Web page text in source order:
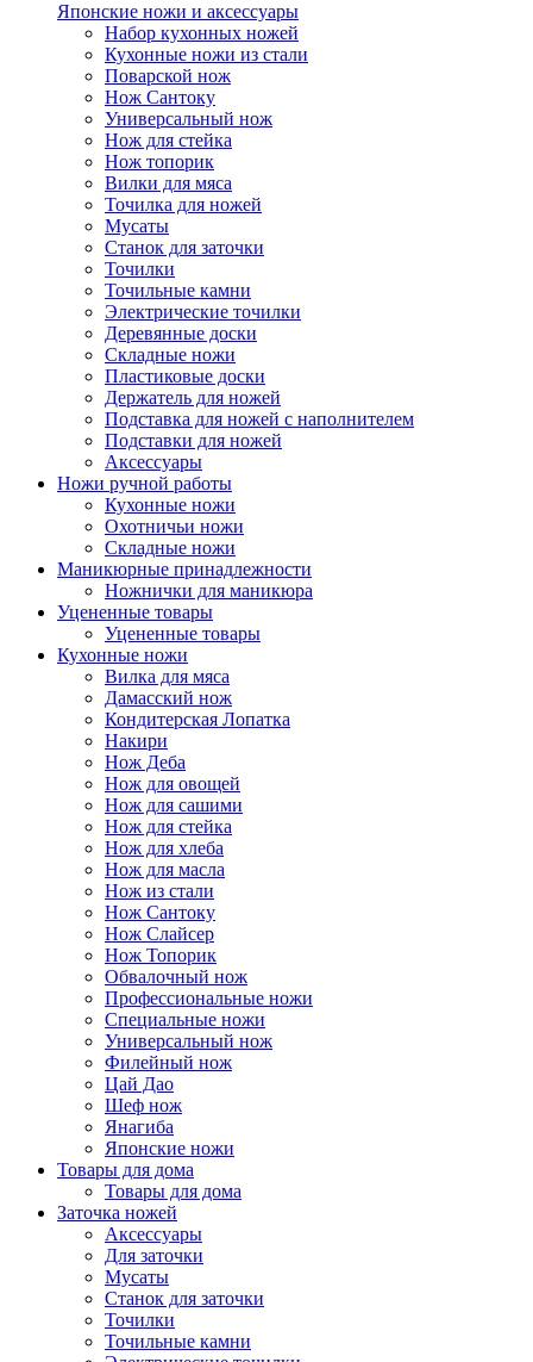
Японские ножи и аксессуары
Набор кухонных ножей
Кухонные ножи из стали
Поварской нож
Нож Сантоку
Универсальный нож
Нож для стейка
Нож топорик
Вилки для мяса
Точилка для ножей
Мусаты
Станок для заточки
Точилки
Точильные камни
Электрические точилки
Деревянные доски
Складные ножи
Пластиковые доски
Держатель для ножей
Подставка для ножей с наполнителем
Подставки для ножей
Аксессуары
Ножи ручной работы
Кухонные ножи
Охотничьи ножи
Складные ножи
Маникюрные принадлежности
Ножнички для маникюра
Уцененные товары
Уцененные товары
Кухонные ножи
Вилка для мяса
Дамасский нож
Кондитерская Лопатка
Накири
Нож Деба
Нож для овощей
Нож для сашими
Нож для стейка
Нож для хлеба
Нож для масла
Нож из стали
Нож Сантоку
Нож Слайсер
Нож Топорик
Обвалочный нож
Профессиональные ножи
Специальные ножи
Универсальный нож
Филейный нож
Цай Дао
Шеф нож
Янагиба
Японские ножи
Товары для дома
Товары для дома
Заточка ножей
Аксессуары
Для заточки
Мусаты
Станок для заточки
Точилки
Точильные камни